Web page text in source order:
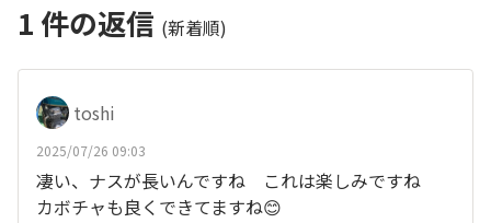
1 件の返信 (新着順)
toshi
2025/07/26 09:03
凄い、ナスが長いんですね これは楽しみですね
カボチャも良くできてますね😊